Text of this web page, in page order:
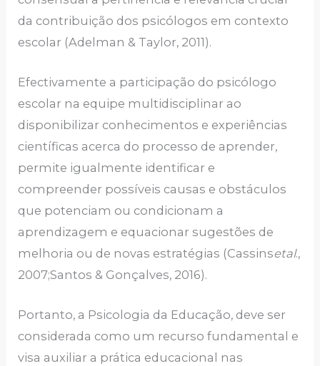
da contribuição dos psicólogos em contexto
escolar (Adelman & Taylor, 2011).
Efectivamente a participação do psicólogo
escolar na equipe multidisciplinar ao
disponibilizar conhecimentos e experiências
científicas acerca do processo de aprender,
permite igualmente identificar e
compreender possíveis causas e obstáculos
que potenciam ou condicionam a
aprendizagem e equacionar sugestões de
melhoria ou de novas estratégias (Cassinsetal.,
2007;Santos & Gonçalves, 2016).
Portanto, a Psicologia da Educação, deve ser
considerada como um recurso fundamental e
visa auxiliar a prática educacional nas